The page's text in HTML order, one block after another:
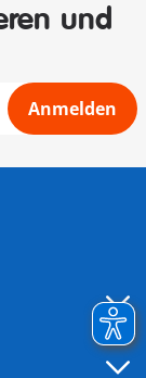
und
Anmelden